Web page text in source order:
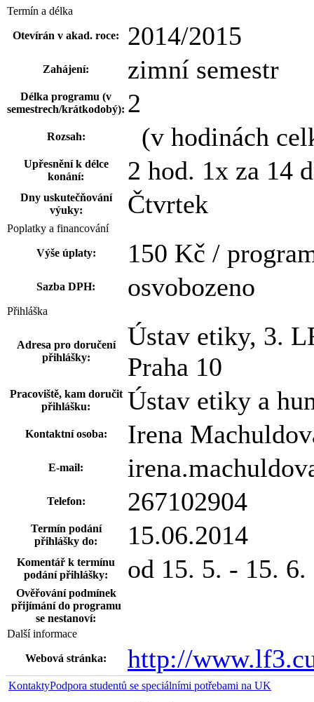
Termín a délka
Otevírán v akad. roce: 2014/2015
Zahájení: zimní semestr
Délka programu (v
semestrech/krátkodobý): 2
Rozsah: (v hodinách
Upřesnění k délce
konání:
2 hod. 1x za 14
Dny uskutečňování
výuky:
Čtvrtek
Poplatky a financování
Výše úplaty: 150 Kč /
Sazba DPH: osvobozeno
Přihláška
Adresa pro doručení
přihlášky:
Ústav etiky, 3.
Praha 10
Pracoviště, kam doručit
přihlášku:
Ústav etiky a
Kontaktní osoba: Irena
E-mail:
Telefon: 267102904
Termín podání
přihlášky do:
15.06.2014
Komentář k termínu
podání přihlášky:
od 15. 5. - 15. 6.
Ověřování podmínek
přijímání do programu
se nestanoví:
Další informace
Webová stránka: http://
KontaktyPodpora studentů se speciálními potřebami na UK